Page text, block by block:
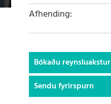
Afhending
Bókaðu reynsluakstur
Sendu fyrirspurn